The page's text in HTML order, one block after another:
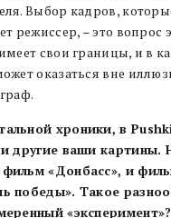
Выбор кадров,
режиссер, – это вопрос
свои границы, и в
оказаться вне
хроники, в
другие ваши картины.
«Донбасс», и
победы». Такое
«эксперимент»?